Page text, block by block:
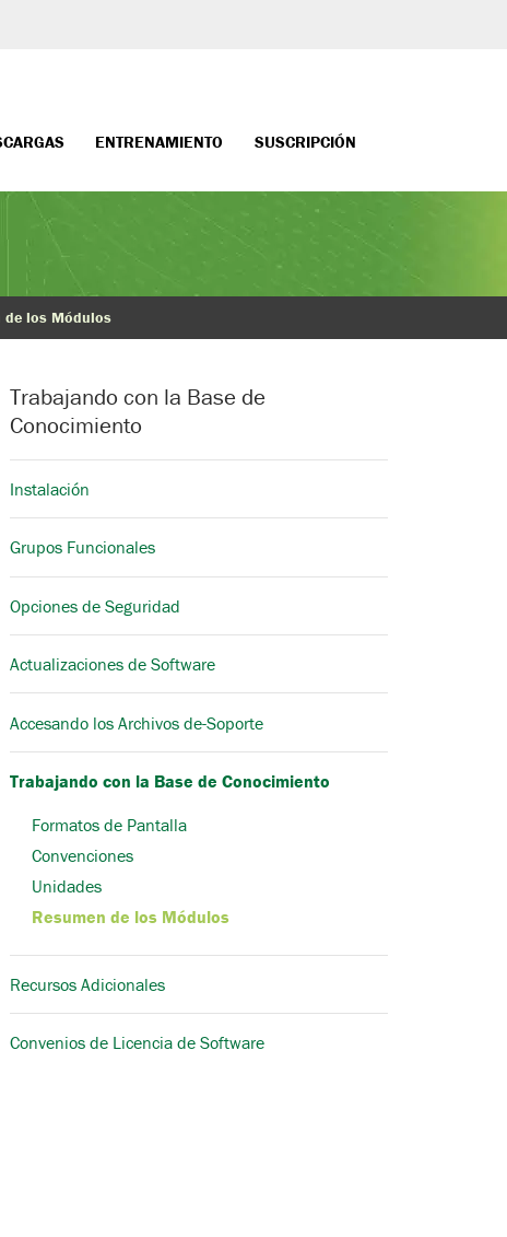
ENTRENAMIENTO SUSCRIPCIÓN
de los Módulos
Trabajando con la Base de
Conocimiento
Instalación
Grupos Funcionales
Opciones de Seguridad
Actualizaciones de Software
Accesando los Archivos de-Soporte
Trabajando con la Base de Conocimiento
Formatos de Pantalla
Convenciones
Unidades
Resumen de los Módulos
Recursos Adicionales
Convenios de Licencia de Software